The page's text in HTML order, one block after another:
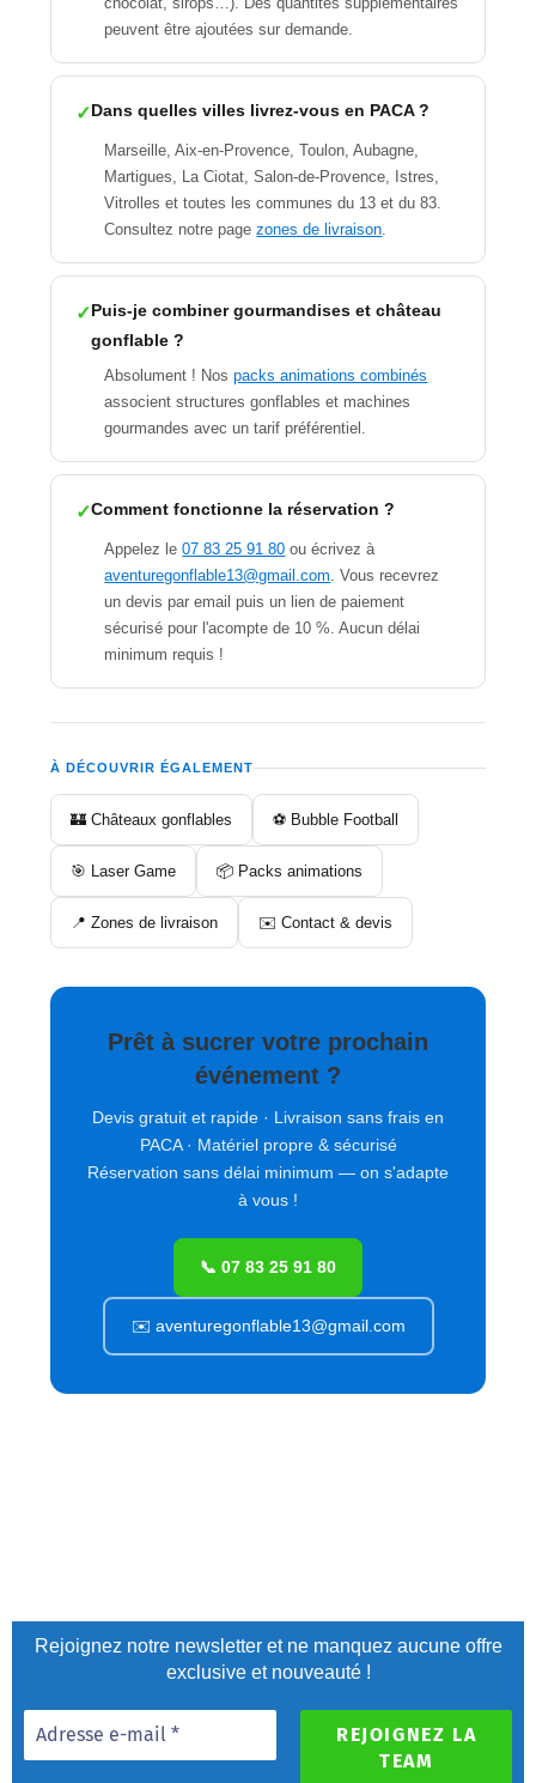
peuvent être ajoutées sur demande.
Dans quelles villes livrez-vous en PACA ?
Marseille, Aix-en-Provence, Toulon, Aubagne,
Martigues, La Ciotat, Salon-de-Provence, Istres,
Vitrolles et toutes les communes du 13 et du 83.
Consultez notre pagezones de livraison.
Puis-je combiner gourmandises et château
gonflable ?
Absolument ! Nospacks animations combinés
associent structures gonflables et machines
gourmandes avec un tarif préférentiel.
Comment fonctionne la réservation ?
Appelez le07 83 25 91 80 ou écrivez à
aventuregonflable13@gmail.com. Vous recevrez
un devis par email puis un lien de paiement
sécurisé pour l'acompte de 10 %. Aucun délai
minimum requis !
À DÉCOUVRIR ÉGALEMENT
🏰 Châteaux gonflables ⚽ Bubble Football
🎯 Laser Game 📦 Packs animations
📍 Zones de livraison ✉️ Contact & devis
Prêt à sucrer votre prochain
événement ?
Devis gratuit et rapide · Livraison sans frais en
PACA · Matériel propre & sécurisé
Réservation sans délai minimum — on s'adapte
à vous !
📞 07 83 25 91 80
✉️ aventuregonflable13@gmail.com
Rejoignez notre newsletter et ne manquez aucune offre
exclusive et nouveauté !